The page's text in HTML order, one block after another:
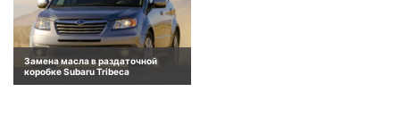
Замена масла в раздаточной
коробке Subaru Tribeca